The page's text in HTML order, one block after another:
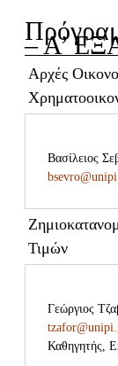
– Α’
Αρχές
Βασίλειος
Να
τόκου
Να
Τιμών
Γεώργιος
Καθηγητής,